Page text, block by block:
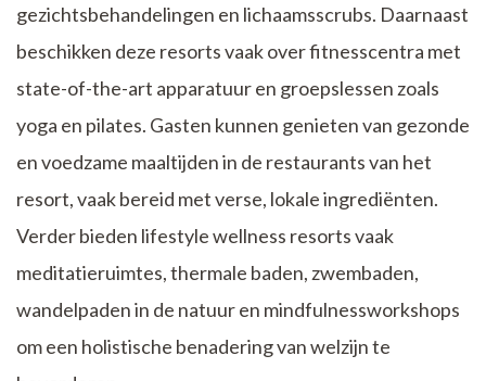
gezichtsbehandelingen en lichaamsscrubs. Daarnaast
beschikken deze resorts vaak over fitnesscentra met
state-of-the-art apparatuur en groepslessen zoals
yoga en pilates. Gasten kunnen genieten van gezonde
en voedzame maaltijden in de restaurants van het
resort, vaak bereid met verse, lokale ingrediënten.
Verder bieden lifestyle wellness resorts vaak
meditatieruimtes, thermale baden, zwembaden,
wandelpaden in de natuur en mindfulnessworkshops
om een holistische benadering van welzijn te